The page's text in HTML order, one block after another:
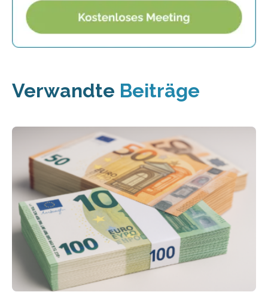
Verwandte Beiträge